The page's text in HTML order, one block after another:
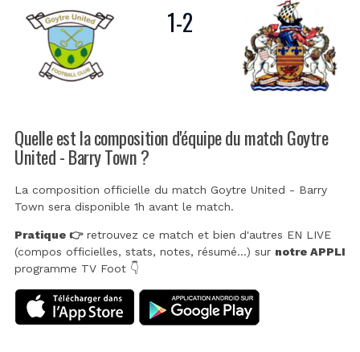
1-2
Quelle est la composition d'équipe du match Goytre
United - Barry Town ?
La composition officielle du match Goytre United - Barry
Town sera disponible 1h avant le match.
Pratique 👉retrouvez ce match et bien d'autres EN LIVE
(compos officielles, stats, notes, résumé...) sur notre APPLI
programme TV Foot 👇